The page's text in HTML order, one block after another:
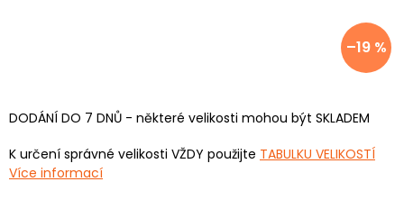
–19 %
DODÁNÍ DO 7 DNŮ - některé velikosti mohou být SKLADEM
K určení správné velikosti VŽDY použijte TABULKU VELIKOSTÍ
Více informací